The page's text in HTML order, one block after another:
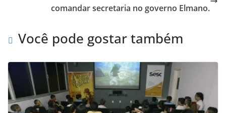
comandar secretaria no governo Elmano.
Você pode gostar também